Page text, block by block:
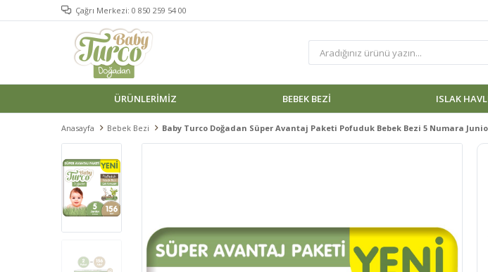
Çağrı Merkezi: 0 850 259 54 00
ÜRÜNLERIMIZ BEBEK BEZI ISLAK
Anasayfa Bebek Bezi Baby Turco Doğadan Süper Avantaj Paketi Pofuduk Bebek Bezi 5 Numara